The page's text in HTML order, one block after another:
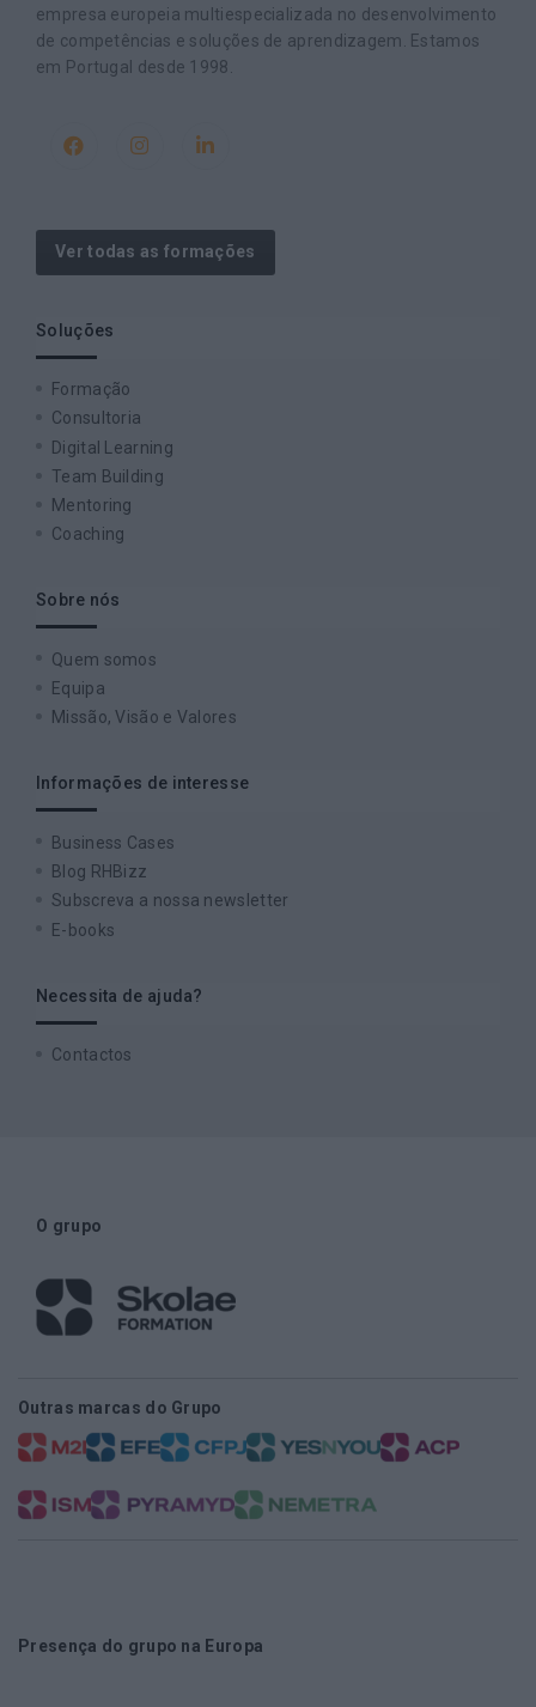
empresa europeia multiespecializada no desenvolvimento
de competências e soluções de aprendizagem. Estamos
em Portugal desde 1998.
Ver todas as formações
Soluções
Formação
Consultoria
Digital Learning
Team Building
Mentoring
Coaching
Sobre nós
Quem somos
Equipa
Missão, Visão e Valores
Informações de interesse
Business Cases
Blog RHBizz
Subscreva a nossa newsletter
E-books
Necessita de ajuda?
Contactos
O grupo
Outras marcas do Grupo
Presença do grupo na Europa